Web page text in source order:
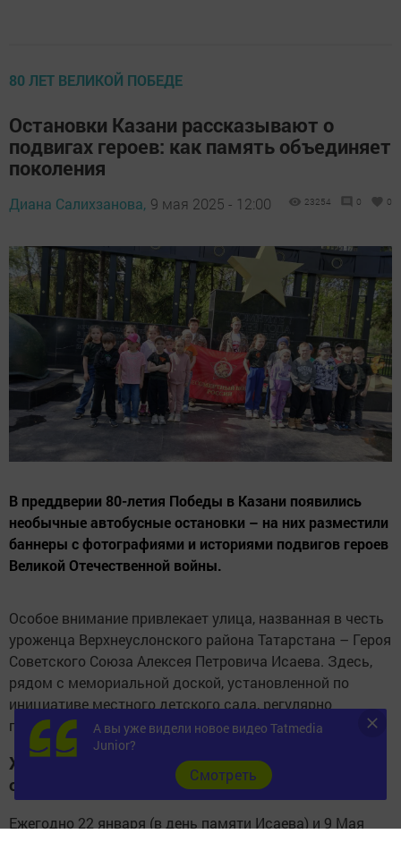
80 ЛЕТ ВЕЛИКОЙ ПОБЕДЕ
Остановки Казани рассказывают о
подвигах героев: как память объединяет
поколения
Диана Салихзанова, 9 мая 2025 - 12:00 23254 0 0
В преддверии 80-летия Победы в Казани появились
необычные автобусные остановки – на них разместили
баннеры с фотографиями и историями подвигов героев
Великой Отечественной войны.
Особое внимание привлекает улица, названная в честь
уроженца Верхнеуслонского района Татарстана – Героя
Советского Союза Алексея Петровича Исаева. Здесь,
рядом с мемориальной доской, установленной по
инициативе местного детского сада, регулярно
проходят памятные мероприятия.
Живая память: от детсада до поискового
отряда
Ежегодно 22 января (в день памяти Исаева) и 9 Мая
А вы уже видели новое видео Tatmedia
Junior?
Cмотреть